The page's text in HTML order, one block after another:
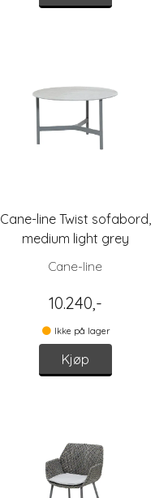
Cane-line Twist sofabord,
medium light grey
Cane-line
10.240,-
Ikke på lager
Kjøp